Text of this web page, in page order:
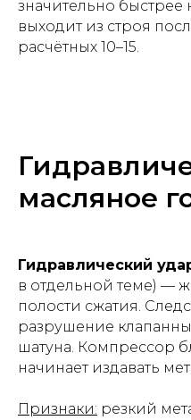
значительно
выходит из строя
расчётных 10–15.
масляное
Гидравлический
в отдельной теме) —
полости сжатия.
разрушение
шатуна. Компрессор
начинает издавать
Признаки: резкий